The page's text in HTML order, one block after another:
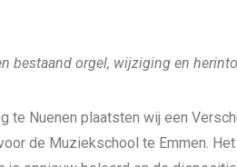
bestaand orgel, wijziging en
te Nuenen plaatsten wij een
de Muziekschool te Emmen.